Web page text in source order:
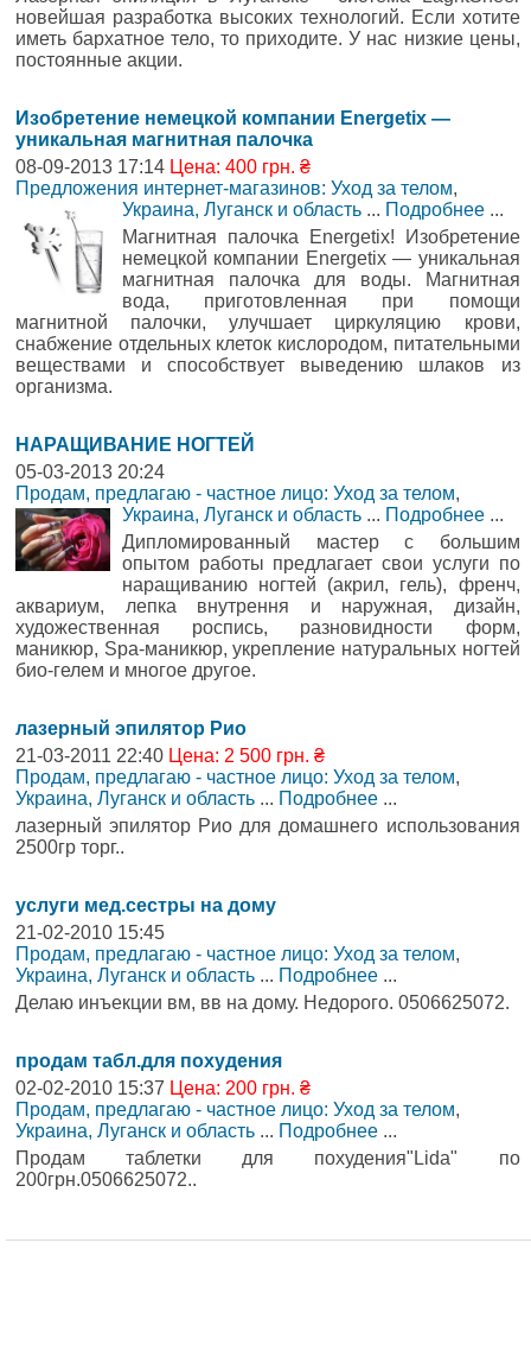
новейшая разработка высоких технологий. Если хотите
иметь бархатное тело, то приходите. У нас низкие цены,
постоянные акции.
Изобретение немецкой компании Energetix —
уникальная магнитная палочка
08-09-2013 17:14 Цена: 400 грн. ₴
Предложения интернет-магазинов: Уход за телом,
Украина, Луганск и область ... Подробнее ...
Магнитная палочка Energetix! Изобретение
немецкой компании Energetix — уникальная
магнитная палочка для воды. Магнитная
вода, приготовленная при помощи
магнитной палочки, улучшает циркуляцию крови,
снабжение отдельных клеток кислородом, питательными
веществами и способствует выведению шлаков из
организма.
НАРАЩИВАНИЕ НОГТЕЙ
05-03-2013 20:24
Продам, предлагаю - частное лицо: Уход за телом,
Украина, Луганск и область ... Подробнее ...
Дипломированный мастер с большим
опытом работы предлагает свои услуги по
наращиванию ногтей (акрил, гель), френч,
аквариум, лепка внутрення и наружная, дизайн,
художественная роспись, разновидности форм,
маникюр, Spa-маникюр, укрепление натуральных ногтей
био-гелем и многое другое.
лазерный эпилятор Рио
21-03-2011 22:40 Цена: 2 500 грн. ₴
Продам, предлагаю - частное лицо: Уход за телом,
Украина, Луганск и область ... Подробнее ...
лазерный эпилятор Рио для домашнего использования
2500гр торг..
услуги мед.сестры на дому
21-02-2010 15:45
Продам, предлагаю - частное лицо: Уход за телом,
Украина, Луганск и область ... Подробнее ...
Делаю инъекции вм, вв на дому. Недорого. 0506625072.
продам табл.для похудения
02-02-2010 15:37 Цена: 200 грн. ₴
Продам, предлагаю - частное лицо: Уход за телом,
Украина, Луганск и область ... Подробнее ...
Продам таблетки для похудения"Lida" по
200грн.0506625072..